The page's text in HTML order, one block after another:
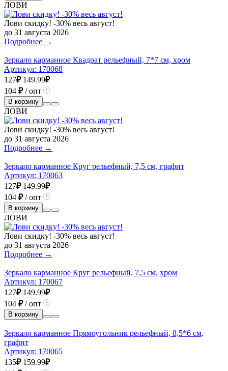
ЛОВИ
Лови скидку! -30% весь август!
до 31 августа 2026
Подробнее →
Зеркало карманное Квадрат рельефный, 7*7 см, хром
Артикул: 170068
127₽ 149.99₽
104 ₽/ опт
В корзину
ЛОВИ
Лови скидку! -30% весь август!
до 31 августа 2026
Подробнее →
Зеркало карманное Круг рельефный, 7,5 см, графит
Артикул: 170063
127₽ 149.99₽
104 ₽/ опт
В корзину
ЛОВИ
Лови скидку! -30% весь август!
до 31 августа 2026
Подробнее →
Зеркало карманное Круг рельефный, 7,5 см, хром
Артикул: 170067
127₽ 149.99₽
104 ₽/ опт
В корзину
Зеркало карманное Прямоугольник рельефный, 8,5*6 см,
графит
Артикул: 170065
135₽ 159.99₽